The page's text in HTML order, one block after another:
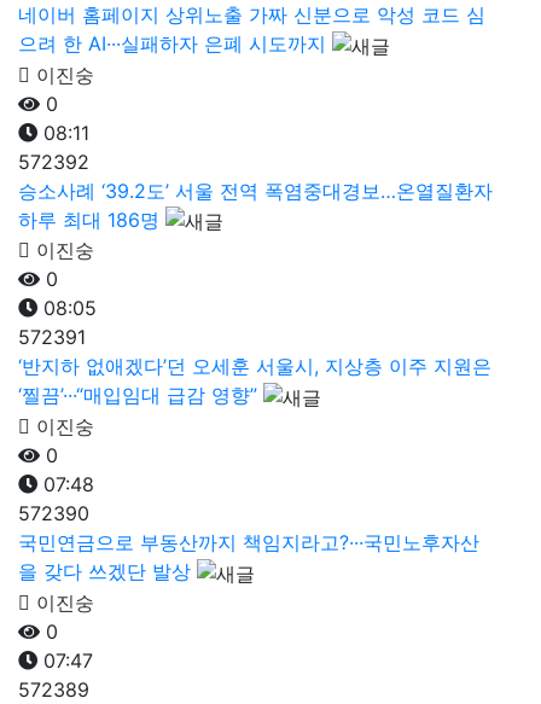
네이버 홈페이지 상위노출 가짜 신분으로 악성 코드 심
으려 한 AI···실패하자 은폐 시도까지
이진숭
0
08:11
572392
승소사례 ‘39.2도’ 서울 전역 폭염중대경보…온열질환자
하루 최대 186명
이진숭
0
08:05
572391
‘반지하 없애겠다’던 오세훈 서울시, 지상층 이주 지원은
‘찔끔’···“매입임대 급감 영향”
이진숭
0
07:48
572390
국민연금으로 부동산까지 책임지라고?···국민노후자산
을 갖다 쓰겠단 발상
이진숭
0
07:47
572389